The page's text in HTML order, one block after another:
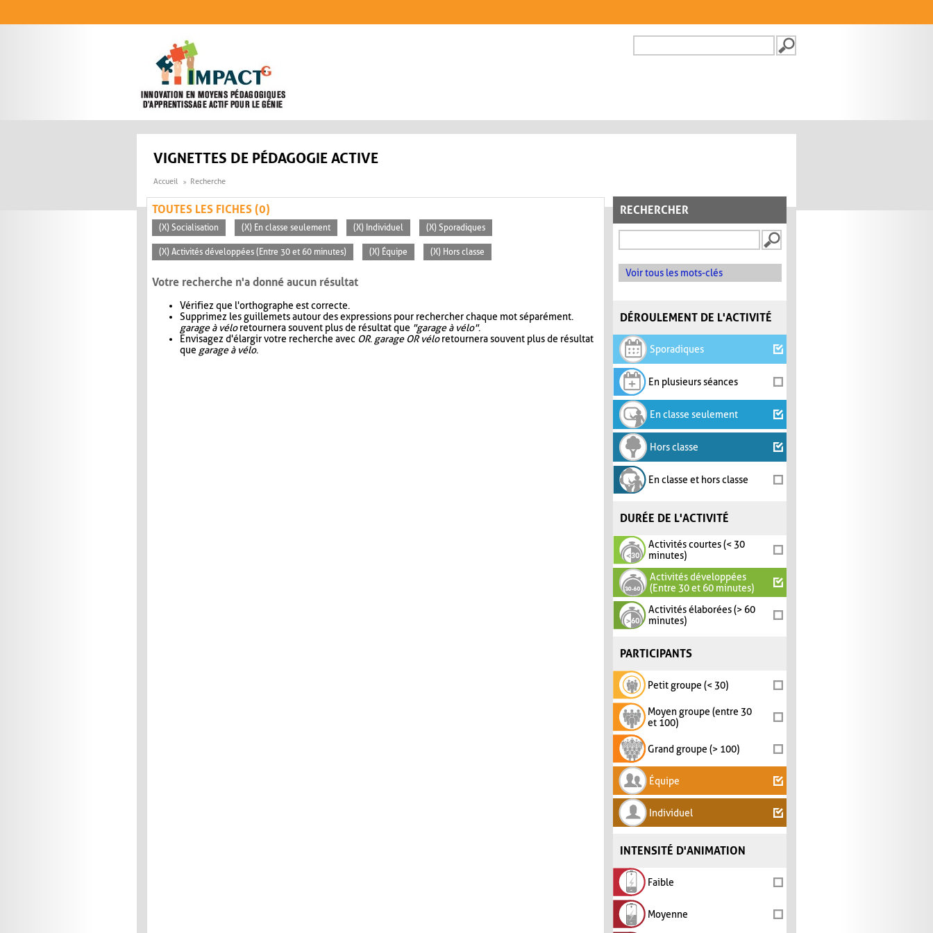
FORMULAIRE DE
VIGNETTES DE PÉDAGOGIE ACTIVE
Accueil Recherche
RECHERCHER
Voir tous les mots-clés
DÉROULEMENT DE L'ACTIVITÉ
Sporadiques
En plusieurs séances
En classe seulement
Hors classe
En classe et hors classe
DURÉE DE L'ACTIVITÉ
Activités courtes (< 30
minutes)
Activités développées
(Entre 30 et 60 minutes)
Activités élaborées (> 60
minutes)
PARTICIPANTS
Petit groupe (< 30)
Moyen groupe (entre 30
et 100)
Grand groupe (> 100)
Équipe
Individuel
INTENSITÉ D'ANIMATION
Faible
Moyenne
TOUTES LES FICHES (0)
(X) Socialisation (X) En classe seulement (X) Individuel (X) Sporadiques
(X) Activités développées (Entre 30 et 60 minutes) (X) Équipe (X) Hors classe
Votre recherche n'a donné aucun résultat
Vérifiez que l'orthographe est correcte.
Supprimez les guillemets autour des expressions pour rechercher chaque mot séparément.
garage à véloretournera souvent plus de résultat que "garage à vélo".
Envisagez d'élargir votre recherche avec OR. garage OR véloretournera souvent plus de résultat
que garage à vélo.